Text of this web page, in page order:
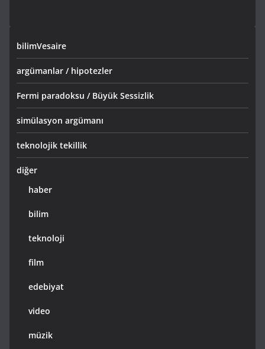
bilimVesaire
argümanlar / hipotezler
Fermi paradoksu / Büyük Sessizlik
simülasyon argümanı
teknolojik tekillik
diğer
haber
bilim
teknoloji
film
edebiyat
video
müzik